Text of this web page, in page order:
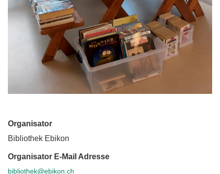
Organisator
Bibliothek Ebikon
Organisator E-Mail Adresse
bibliothek@ebikon.ch